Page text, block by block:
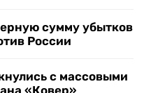
сумму убытков
России
с массовыми